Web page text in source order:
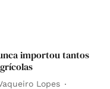
importou tantos
Lopes